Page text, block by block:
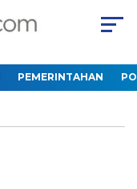
PEMERINTAHAN